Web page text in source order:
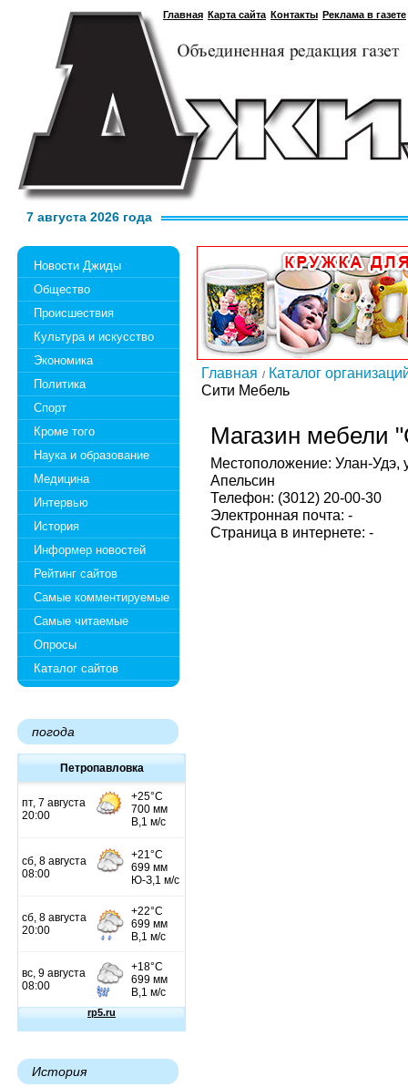
Главная Карта сайта Контакты Реклама в газете
7 августа 2026 года
Новости Джиды
Общество
Происшествия
Культура и искусство
Экономика
Политика
Спорт
Кроме того
Наука и образование
Медицина
Интервью
История
Информер новостей
Рейтинг сайтов
Самые комментируемые
Самые читаемые
Опросы
Каталог сайтов
погода
Петропавловка
История
Главная
Каталог
Сити Мебель
Магазин мебели
Местоположение: Улан-Удэ,
Апельсин
Телефон: (3012) 20-00-30
Электронная почта: -
Страница в интернете: -